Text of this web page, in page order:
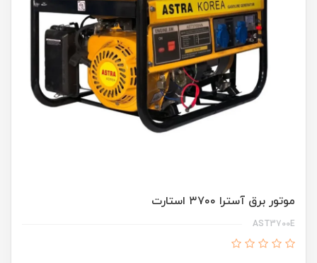
موتور برق آسترا ۳۷۰۰ استارت
AST3700E